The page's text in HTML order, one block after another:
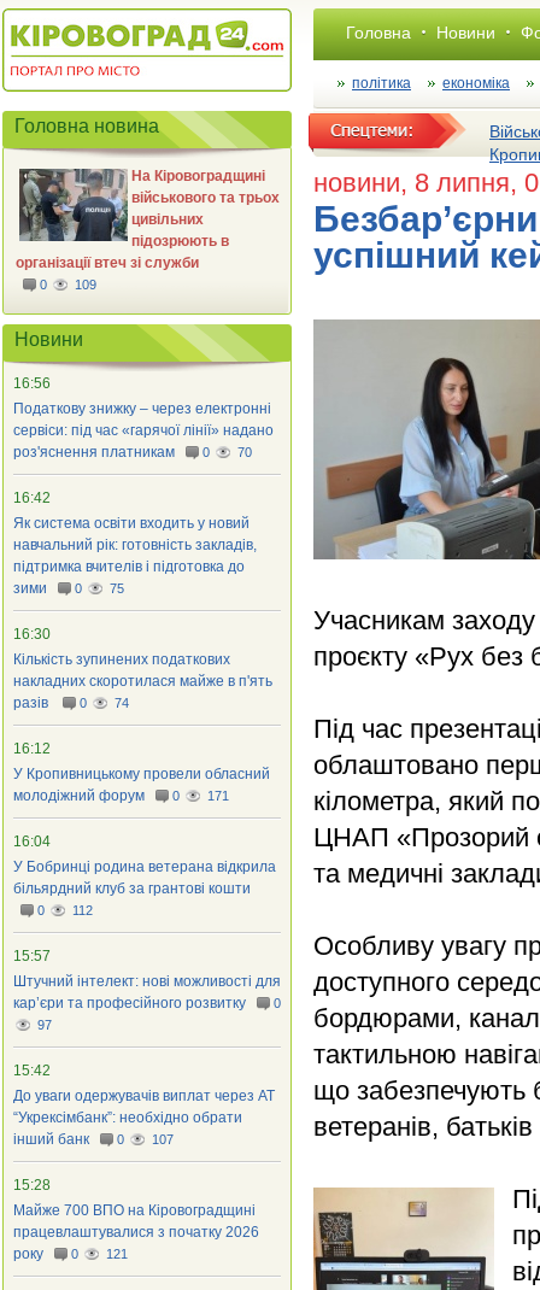
Головна Новини
політика економіка
новини, 8 липня,
успішний
Учасникам заходу
проєкту «Рух без
Під час
облаштовано
кілометра, який
ЦНАП «Прозорий
та медичні
Особливу увагу
доступного
бордюрами,
тактильною
що забезпечують
ветеранів,
Головна новина
На Кіровоградщині
військового та трьох
цивільних
підозрюють в
організації втеч зі служби
0 109
Новини
16:56
Податкову знижку – через електронні
сервіси: під час «гарячої лінії» надано
роз'яснення платникам
0 70
16:42
Як система освіти входить у новий
навчальний рік: готовність закладів,
підтримка вчителів і підготовка до
зими
0 75
16:30
Кількість зупинених податкових
накладних скоротилася майже в п'ять
разів
0 74
16:12
У Кропивницькому провели обласний
молодіжний форум
0 171
16:04
У Бобринці родина ветерана відкрила
більярдний клуб за грантові кошти
0 112
15:57
Штучний інтелект: нові можливості для
кар’єри та професійного розвитку
0
97
15:42
До уваги одержувачів виплат через АТ
“Укрексімбанк”: необхідно обрати
інший банк
0 107
15:28
Майже 700 ВПО на Кіровоградщині
працевлаштувалися з початку 2026
року
0 121